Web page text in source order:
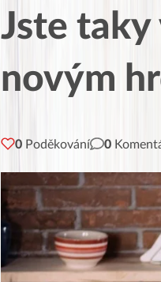
Jste taky
novým
0 Poděkování 0